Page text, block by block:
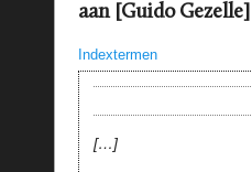
aan [Guido Gezelle]
Indextermen
…